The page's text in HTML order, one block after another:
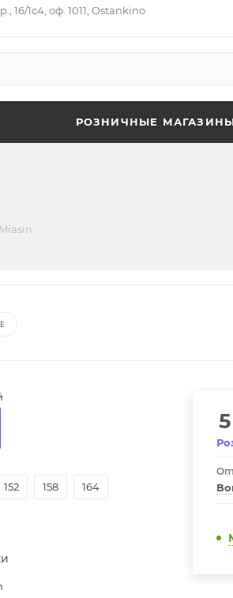
16/1с4, оф. 1011, Ostankino
РОЗНИЧНЫЕ
152 158 164